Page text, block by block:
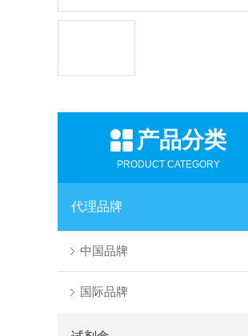
产品分类
PRODUCT CATEGORY
代理品牌
中国品牌
国际品牌